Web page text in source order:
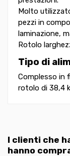
Molto
pezzi in
laminazione,
Rotolo
Tipo di
Complesso in
rotolo di 38,4
I clienti che
hanno